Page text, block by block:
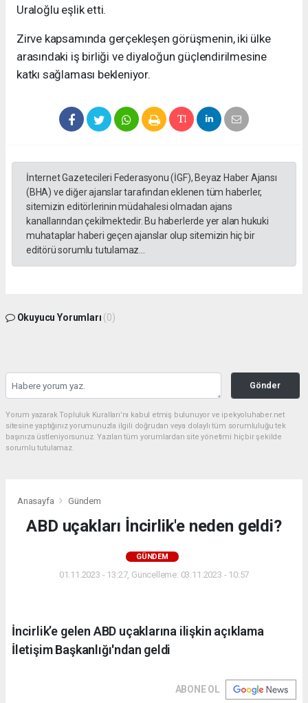
Uraloğlu eşlik etti.
Zirve kapsamında gerçekleşen görüşmenin, iki ülke
arasındaki iş birliği ve diyaloğun güçlendirilmesine
katkı sağlaması bekleniyor.
İnternet Gazetecileri Federasyonu (İGF), Beyaz Haber Ajansı
(BHA) ve diğer ajanslar tarafından eklenen tüm haberler,
sitemizin editörlerinin müdahalesi olmadan ajans
kanallarından çekilmektedir. Bu haberlerde yer alan hukuki
muhataplar haberi geçen ajanslar olup sitemizin hiç bir
editörü sorumlu tutulamaz...
Okuyucu Yorumları (0)
Gönder
Yorum yazarak Topluluk Kuralları’nı kabul etmiş bulunuyor ve ipekyoluhaber.net
sitesine yaptığınız yorumunuzla ilgili doğrudan veya dolaylı tüm sorumluluğu tek
başınıza üstleniyorsunuz. Yazılan tüm yorumlardan site yönetimi hiçbir şekilde
sorumlu tutulamaz.
Anasayfa Gündem
ABD uçakları İncirlik'e neden geldi?
GÜNDEM
01.11.2023 - 13:27, Güncelleme: 03.11.2023 - 10:57
İncirlik’e gelen ABD uçaklarına ilişkin açıklama
İletişim Başkanlığı'ndan geldi
ABONE OL